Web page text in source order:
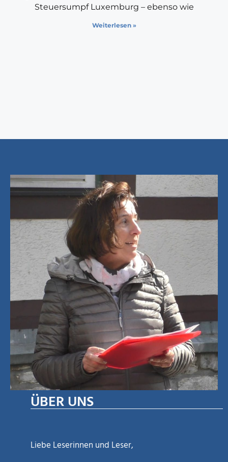
Steuersumpf Luxemburg – ebenso wie
Weiterlesen »
ÜBER UNS
Liebe Leserinnen und Leser,